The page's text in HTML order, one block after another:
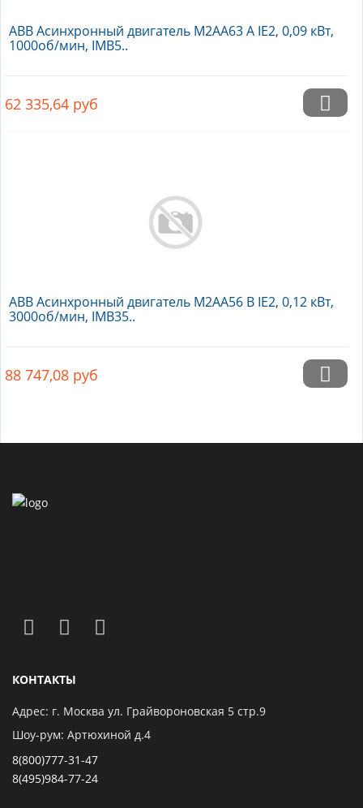
ABB Асинхронный двигатель M2AA63 A IE2, 0,09 кВт,
1000об/мин, IMB5..
62 335,64 руб
ABB Асинхронный двигатель M2AA56 B IE2, 0,12 кВт,
3000об/мин, IMB35..
88 747,08 руб
КОНТАКТЫ
Адрес: г. Москва ул. Грайвороновская 5 стр.9
Шоу-рум: Артюхиной д.4
8(800)777-31-47
8(495)984-77-24